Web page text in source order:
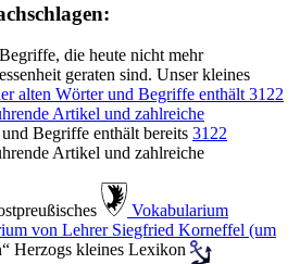
die heute nicht mehr
geraten sind. Unser kleines
alten Wörter und Begriffe enthält 3122
Artikel und zahlreiche
Begriffe enthält bereits 3122
Artikel und zahlreiche
️ Vokabularium
von Lehrer Siegfried Korneffel (um
Herzogs kleines Lexikon